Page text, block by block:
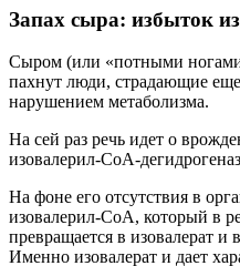
Запах сыра: избыток
Сыром (или «потными
пахнут люди, страдающие
нарушением метаболизма.
На сей раз речь идет о
изовалерил-СоА-
На фоне его отсутствия в
изовалерил-СоА, который в
превращается в изовалерат и
Именно изовалерат и дает